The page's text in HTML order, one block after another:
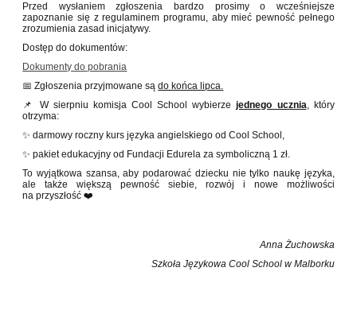
Przed wysłaniem zgłoszenia bardzo prosimy o wcześniejsze
zapoznanie się z regulaminem programu, aby mieć pewność pełnego
zrozumienia zasad inicjatywy.
Dostęp do dokumentów:
Dokumenty do pobrania
📅 Zgłoszenia przyjmowane sądo końca lipca.
📌 W sierpniu komisja Cool School wybierzejednego ucznia, który
otrzyma:
✨ darmowy roczny kurs języka angielskiego od Cool School,
✨ pakiet edukacyjny od Fundacji Edurela za symboliczną 1 zł.
To wyjątkowa szansa, aby podarować dziecku nie tylko naukę języka,
ale także większą pewność siebie, rozwój i nowe możliwości
na przyszłość ❤️
Anna Żuchowska
Szkoła Językowa Cool School w Malborku